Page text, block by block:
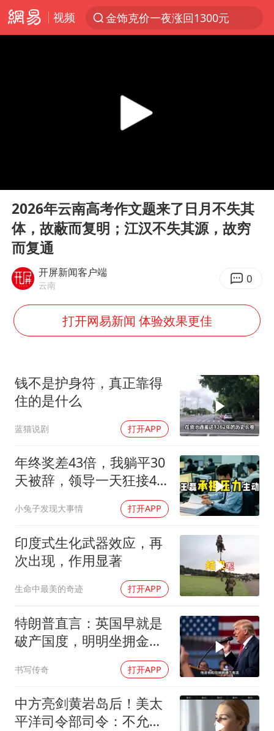
视频
金饰克价一夜涨回1300元
河南重大刑事案嫌疑人落网
梁家辉：到内地拍戏不是北上是回归
白海豚将正面袭击贯穿浙江
“不怕六爷挂得多 就怕六爷挂一颗”
网传《披荆斩棘2026》名单
浙江台州《告全体市民书》
香港宏福苑火灾或由烟头引起
人民的健康、体质、幸福一脉相承
Play
2026年云南高考作文题来了日月不失其
体，故蔽而复明；江汉不失其源，故穷
而复通
开屏新闻客户端
云南 0
打开网易新闻 体验效果更佳
钱不是护身符，真正靠得
住的是什么
蓝猫说剧 打开APP
年终奖差43倍，我躺平30
天被辞，领导一天狂接47
小兔子发现大事情 打开APP
印度式生化武器效应，再
次出现，作用显著
生命中最美的奇迹 打开APP
特朗普直言：英国早就是
破产国度，明明坐拥金
山，却偏偏无动于衷
书写传奇 打开APP
中方亮剑黄岩岛后！美太
平洋司令部司令：不允许